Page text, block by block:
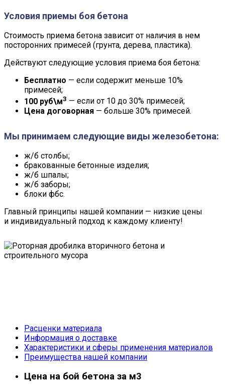
Условия приемы боя бетона
Стоимость приема бетона зависит от наличия в нем
посторонних примесей (грунта, дерева, пластика).
Действуют следующие условия приема боя бетона:
Бесплатно — если содержит меньше 10%
примесей;
100 руб\м3 — если от 10 до 30% примесей;
Цена договорная — больше 30% примесей.
Мы принимаем следующие виды железобетона:
ж/б столбы;
бракованные бетонные изделия;
ж/б шпалы;
ж/б заборы;
блоки фбс.
Главный принципы нашей компании — низкие цены
и индивидуальный подход к каждому клиенту!
Расценки материала
Информация о доставке
Характеристики и сферы применения материалов
Преимущества нашей компании
Цена на бой бетона за м3